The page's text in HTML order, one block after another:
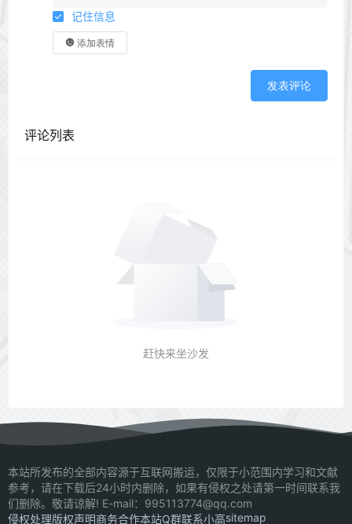
记住信息
添加表情
发表评论
评论列表
赶快来坐沙发
本站所发布的全部内容源于互联网搬运，仅限于小范围内学习和文献
参考，请在下载后24小时内删除，如果有侵权之处请第一时间联系我
们删除。敬请谅解! E-mail：995113774@qq.com
侵权处理版权声明商务合作本站Q群联系小高sitemap